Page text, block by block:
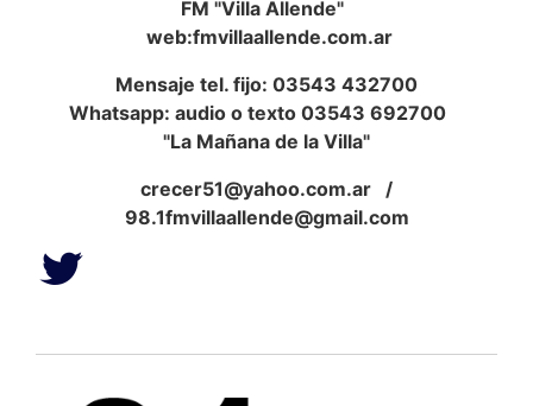
FM "Villa Allende"
web:fmvillaallende.com.ar
Mensaje tel. fijo: 03543 432700
Whatsapp: audio o texto 03543 692700
"La Mañana de la Villa"
crecer51@yahoo.com.ar /
98.1fmvillaallende@gmail.com